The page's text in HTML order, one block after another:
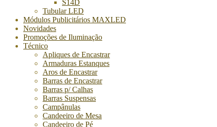
S14D
Tubular LED
Módulos Publicitários MAXLED
Novidades
Promoções de Iluminação
Técnico
Apliques de Encastrar
Armaduras Estanques
Aros de Encastrar
Barras de Encastrar
Barras p/ Calhas
Barras Suspensas
Campânulas
Candeeiro de Mesa
Candeeiro de Pé